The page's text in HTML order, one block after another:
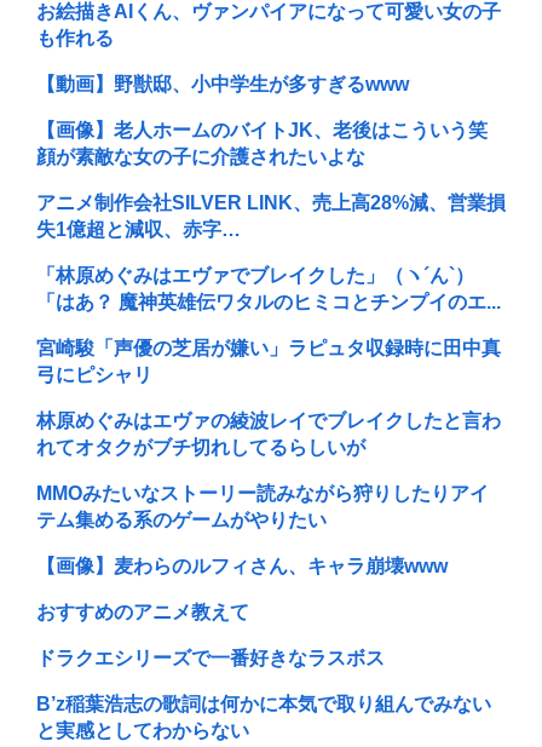
お絵描きAIくん、ヴァンパイアになって可愛い女の子
も作れる
【動画】野獣邸、小中学生が多すぎるwww
【画像】老人ホームのバイトJK、老後はこういう笑
顔が素敵な女の子に介護されたいよな
アニメ制作会社SILVER LINK、売上高28%減、営業損
失1億超と減収、赤字…
「林原めぐみはエヴァでブレイクした」（ヽ´ん`）
「はあ？ 魔神英雄伝ワタルのヒミコとチンプイのエ...
宮崎駿「声優の芝居が嫌い」ラピュタ収録時に田中真
弓にピシャリ
林原めぐみはエヴァの綾波レイでブレイクしたと言わ
れてオタクがブチ切れしてるらしいが
MMOみたいなストーリー読みながら狩りしたりアイ
テム集める系のゲームがやりたい
【画像】麦わらのルフィさん、キャラ崩壊www
おすすめのアニメ教えて
ドラクエシリーズで一番好きなラスボス
B’z稲葉浩志の歌詞は何かに本気で取り組んでみない
と実感としてわからない